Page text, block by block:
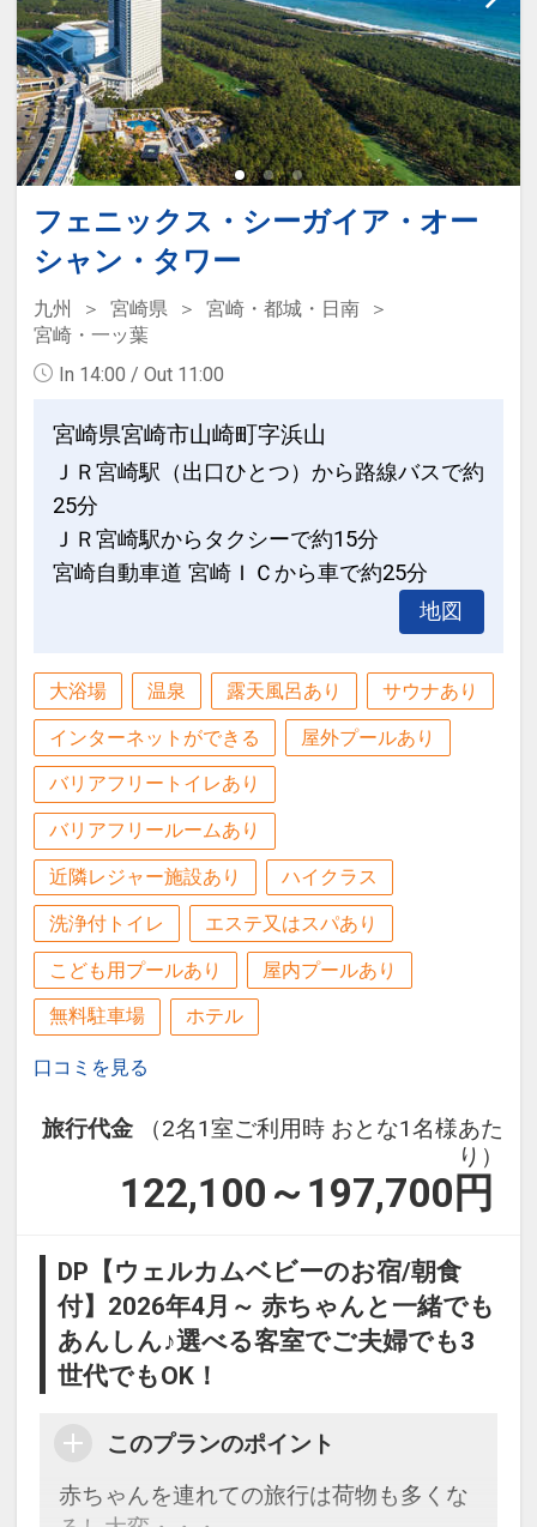
フェニックス・シーガイア・オー
シャン・タワー
九州 宮崎県
宮崎・都城・日南
宮崎・一ッ葉
In 14:00 / Out 11:00
宮崎県宮崎市山崎町字浜山
ＪＲ宮崎駅（出口ひとつ）から路線バスで約
25分
ＪＲ宮崎駅からタクシーで約15分
宮崎自動車道 宮崎ＩＣから車で約25分
地図
大浴場 温泉 露天風呂あり サウナあり
インターネットができる 屋外プールあり
バリアフリートイレあり
バリアフリールームあり
近隣レジャー施設あり ハイクラス
洗浄付トイレ エステ又はスパあり
こども用プールあり 屋内プールあり
無料駐車場 ホテル
口コミを見る
旅行代金
（2名1室ご利用時 おとな1名様あた
り）
122,100～197,700 円
DP【ウェルカムベビーのお宿/朝食
付】2026年4月～ 赤ちゃんと一緒でも
あんしん♪選べる客室でご夫婦でも3
世代でもOK！
このプランのポイント
赤ちゃんを連れての旅行は荷物も多くな